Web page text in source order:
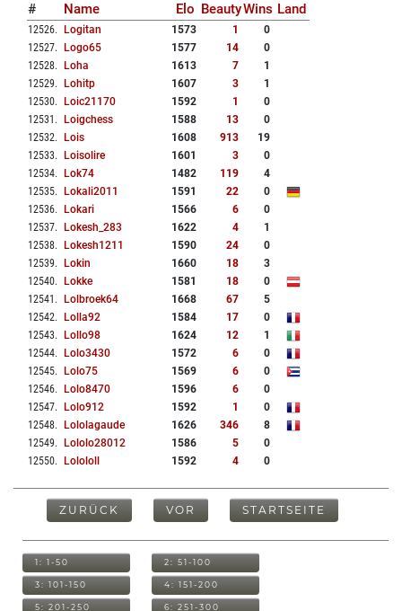
# Name Elo BeautyWins Land
12526. Logitan 1573 1
0
12527. Logo65 1577 14
0
12528. Loha 1613 7
1
12529. Lohitp 1607 3
1
12530. Loic21170 1592 1
0
12531 . Loigchess 1588 13
0
12532. Lois 1608 913
19
12533. Loisolire 1601 3
0
12534. Lok74 1482 119
4
12535. Lokali2011 1591 22
0
12536. Lokari 1566 6
0
12537. Lokesh_283 1622 4
1
12538. Lokesh1211 1590 24
0
12539. Lokin 1660 18
3
12540. Lokke 1581 18
0
12541 . Lolbroek64 1668 67
5
12542. Lolla92 1584 17
0
12543. Lollo98 1624 12
1
12544. Lolo3430 1572 6
0
12545. Lolo75 1569 6
0
12546. Lolo8470 1596 6
0
12547. Lolo912 1592 1
0
12548. Lololagaude 1626 346
8
12549. Lololo28012 1586 5
0
12550. Lolololl 1592 4 0
ZURÜCK VOR STARTSEITE
1: 1-50 2: 51-100
3: 101-150 4: 151-200
5: 201-250 6: 251-300